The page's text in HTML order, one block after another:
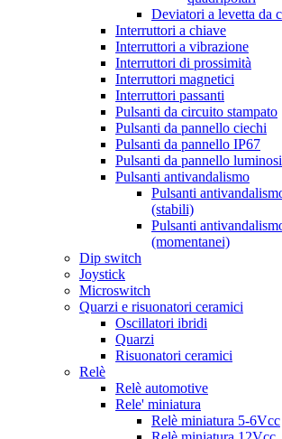
Deviatori a levetta da
Interruttori a chiave
Interruttori a vibrazione
Interruttori di prossimità
Interruttori magnetici
Interruttori passanti
Pulsanti da circuito stampato
Pulsanti da pannello ciechi
Pulsanti da pannello IP67
Pulsanti da pannello luminosi
Pulsanti antivandalismo
Pulsanti
(stabili)
Pulsanti
(momentanei)
Dip switch
Joystick
Microswitch
Quarzi e risuonatori ceramici
Oscillatori ibridi
Quarzi
Risuonatori ceramici
Relè
Relè automotive
Rele' miniatura
Relè miniatura 5-6Vcc